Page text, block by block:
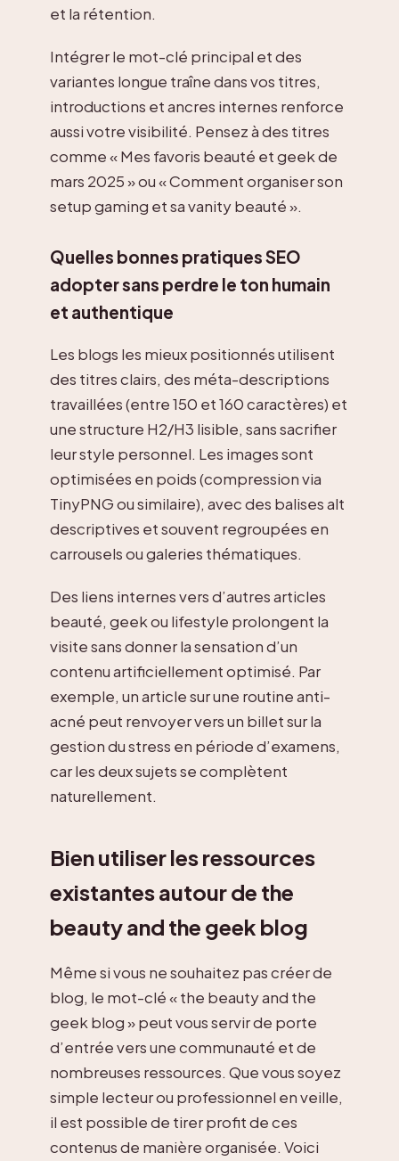
et la rétention.
Intégrer le mot-clé principal et des
variantes longue traîne dans vos titres,
introductions et ancres internes renforce
aussi votre visibilité. Pensez à des titres
comme « Mes favoris beauté et geek de
mars 2025 » ou « Comment organiser son
setup gaming et sa vanity beauté ».
Quelles bonnes pratiques SEO
adopter sans perdre le ton humain
et authentique
Les blogs les mieux positionnés utilisent
des titres clairs, des méta-descriptions
travaillées (entre 150 et 160 caractères) et
une structure H2/H3 lisible, sans sacrifier
leur style personnel. Les images sont
optimisées en poids (compression via
TinyPNG ou similaire), avec des balises alt
descriptives et souvent regroupées en
carrousels ou galeries thématiques.
Des liens internes vers d’autres articles
beauté, geek ou lifestyle prolongent la
visite sans donner la sensation d’un
contenu artificiellement optimisé. Par
exemple, un article sur une routine anti-
acné peut renvoyer vers un billet sur la
gestion du stress en période d’examens,
car les deux sujets se complètent
naturellement.
Bien utiliser les ressources
existantes autour de the
beauty and the geek blog
Même si vous ne souhaitez pas créer de
blog, le mot-clé « the beauty and the
geek blog » peut vous servir de porte
d’entrée vers une communauté et de
nombreuses ressources. Que vous soyez
simple lecteur ou professionnel en veille,
il est possible de tirer profit de ces
contenus de manière organisée. Voici